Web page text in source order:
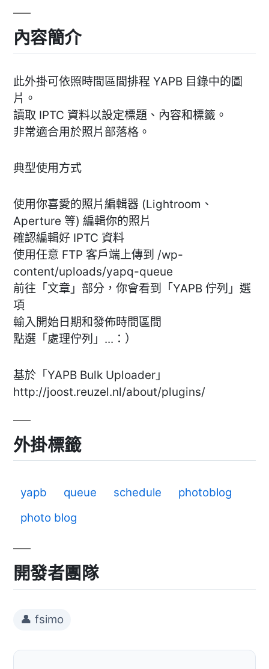
內容簡介
此外掛可依照時間區間排程 YAPB 目錄中的圖
片。
讀取 IPTC 資料以設定標題、內容和標籤。
非常適合用於照片部落格。
典型使用方式
使用你喜愛的照片編輯器 (Lightroom、
Aperture 等) 編輯你的照片
確認編輯好 IPTC 資料
使用任意 FTP 客戶端上傳到 /wp-
content/uploads/yapq-queue
前往「文章」部分，你會看到「YAPB 佇列」選
項
輸入開始日期和發佈時間區間
點選「處理佇列」...：）
基於「YAPB Bulk Uploader」
http://joost.reuzel.nl/about/plugins/
外掛標籤
yapb queue schedule
photoblog
photo blog
開發者團隊
👤 fsimo